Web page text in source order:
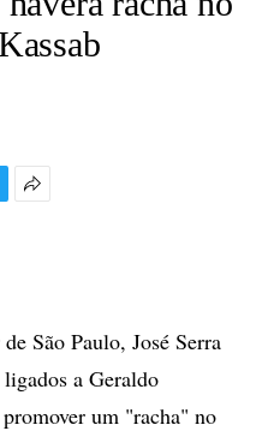
São Paulo, José Serra
a Geraldo
um "racha" no